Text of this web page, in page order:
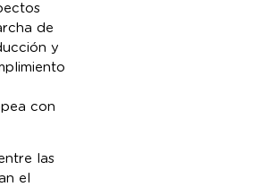
de
y
con
las
el